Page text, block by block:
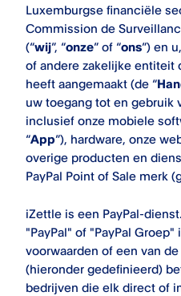
Luxemburgse financiële
Commission de
(“wij”, “onze” of “ons”) en
of andere zakelijke entiteit
heeft aangemaakt (de “
uw toegang tot en gebruik
inclusief onze mobiele
“App”), hardware, onze
overige producten en
PayPal Point of Sale merk
iZettle is een PayPal-
"PayPal" of "PayPal
voorwaarden of een van
(hieronder gedefinieerd)
bedrijven die elk direct of